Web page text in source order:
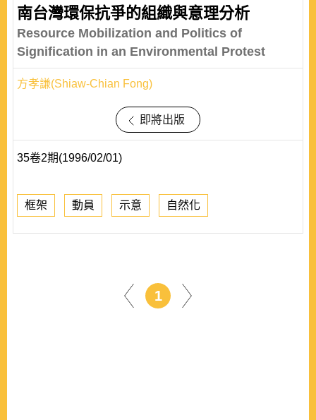
南台灣環保抗爭的組織與意理分析
Resource Mobilization and Politics of
Signification in an Environmental Protest
方孝謙(Shiaw-Chian Fong)
即將出版
35卷2期(1996/02/01)
框架 動員 示意 自然化
1